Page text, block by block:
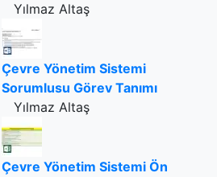
Yılmaz Altaş
Çevre Yönetim Sistemi
Sorumlusu Görev Tanımı
Yılmaz Altaş
Çevre Yönetim Sistemi Ön